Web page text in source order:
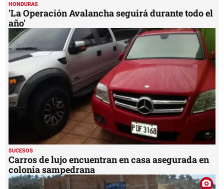
HONDURAS
'La Operación Avalancha seguirá durante todo el
año'
SUCESOS
Carros de lujo encuentran en casa asegurada en
colonia sampedrana